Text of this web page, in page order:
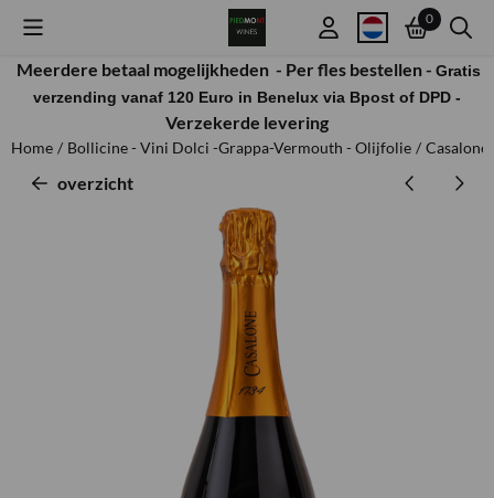
Cookievoorkeuren zijn beschikbaar. Kies instellingen of sta alle
0
Meerdere betaal mogelijkheden - Per fles bestellen - Gratis
verzending vanaf 120 Euro in Benelux via Bpost of DPD -
Verzekerde levering
Home / Bollicine - Vini Dolci -Grappa-Vermouth - Olijfolie / Casalone
overzicht